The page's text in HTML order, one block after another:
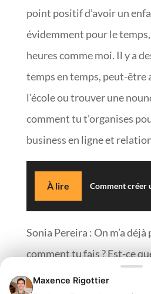
point positif d’avoir un
évidemment pour le
heures comme moi. Il y a
temps en temps, peut-être
l’école ou trouver une
comment tu t’organises
business en ligne et
À lire Comment créer
Sonia Pereira : On m’a
comment tu fais ? Est-ce
technique ? Franchement, je
Maxence Rigottier